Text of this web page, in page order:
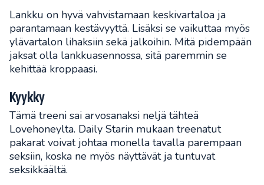
Lankku on hyvä vahvistamaan keskivartaloa ja
parantamaan kestävyyttä. Lisäksi se vaikuttaa myös
ylävartalon lihaksiin sekä jalkoihin. Mitä pidempään
jaksat olla lankkuasennossa, sitä paremmin se
kehittää kroppaasi.
Kyykky
Tämä treeni sai arvosanaksi neljä tähteä
Lovehoneylta. Daily Starin mukaan treenatut
pakarat voivat johtaa monella tavalla parempaan
seksiin, koska ne myös näyttävät ja tuntuvat
seksikkäältä.